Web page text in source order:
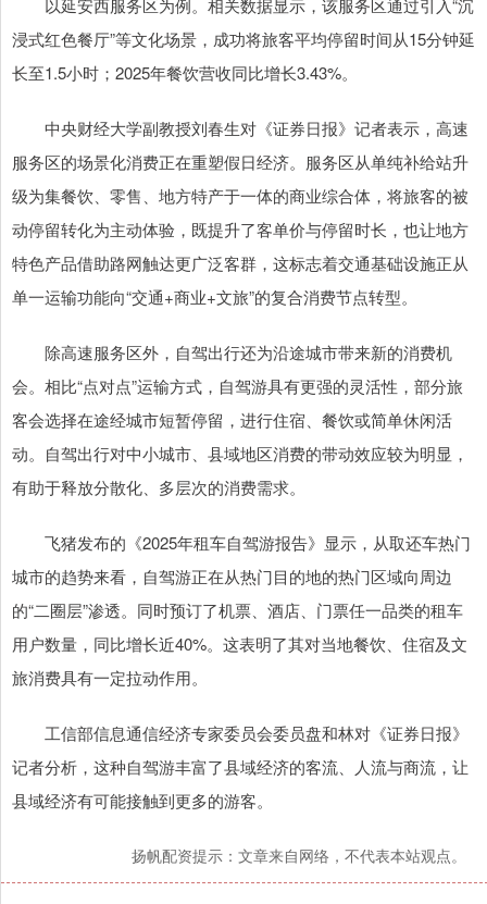
以延安西服务区为例。相关数据显示，该服务区通过引入“沉
浸式红色餐厅”等文化场景，成功将旅客平均停留时间从15分钟延
长至1.5小时；2025年餐饮营收同比增长3.43%。
中央财经大学副教授刘春生对《证券日报》记者表示，高速
服务区的场景化消费正在重塑假日经济。服务区从单纯补给站升
级为集餐饮、零售、地方特产于一体的商业综合体，将旅客的被
动停留转化为主动体验，既提升了客单价与停留时长，也让地方
特色产品借助路网触达更广泛客群，这标志着交通基础设施正从
单一运输功能向“交通+商业+文旅”的复合消费节点转型。
除高速服务区外，自驾出行还为沿途城市带来新的消费机
会。相比“点对点”运输方式，自驾游具有更强的灵活性，部分旅
客会选择在途经城市短暂停留，进行住宿、餐饮或简单休闲活
动。自驾出行对中小城市、县域地区消费的带动效应较为明显，
有助于释放分散化、多层次的消费需求。
飞猪发布的《2025年租车自驾游报告》显示，从取还车热门
城市的趋势来看，自驾游正在从热门目的地的热门区域向周边
的“二圈层”渗透。同时预订了机票、酒店、门票任一品类的租车
用户数量，同比增长近40%。这表明了其对当地餐饮、住宿及文
旅消费具有一定拉动作用。
工信部信息通信经济专家委员会委员盘和林对《证券日报》
记者分析，这种自驾游丰富了县域经济的客流、人流与商流，让
县域经济有可能接触到更多的游客。
扬帆配资提示：文章来自网络，不代表本站观点。